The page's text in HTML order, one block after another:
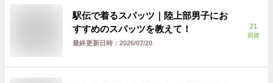
駅伝で着るスパッツ｜陸上部男子にお
すすめのスパッツを教えて！
最終更新日時： 2026/07/20
21
回答